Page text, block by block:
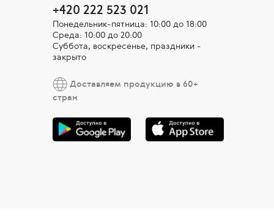
+420 222 523 021
Понедельник-пятница: 10:00 до 18:00
Среда: 10:00 до 20:00
Суббота, воскресенье, праздники -
закрыто
Доставляем продукцию в 60+
стран